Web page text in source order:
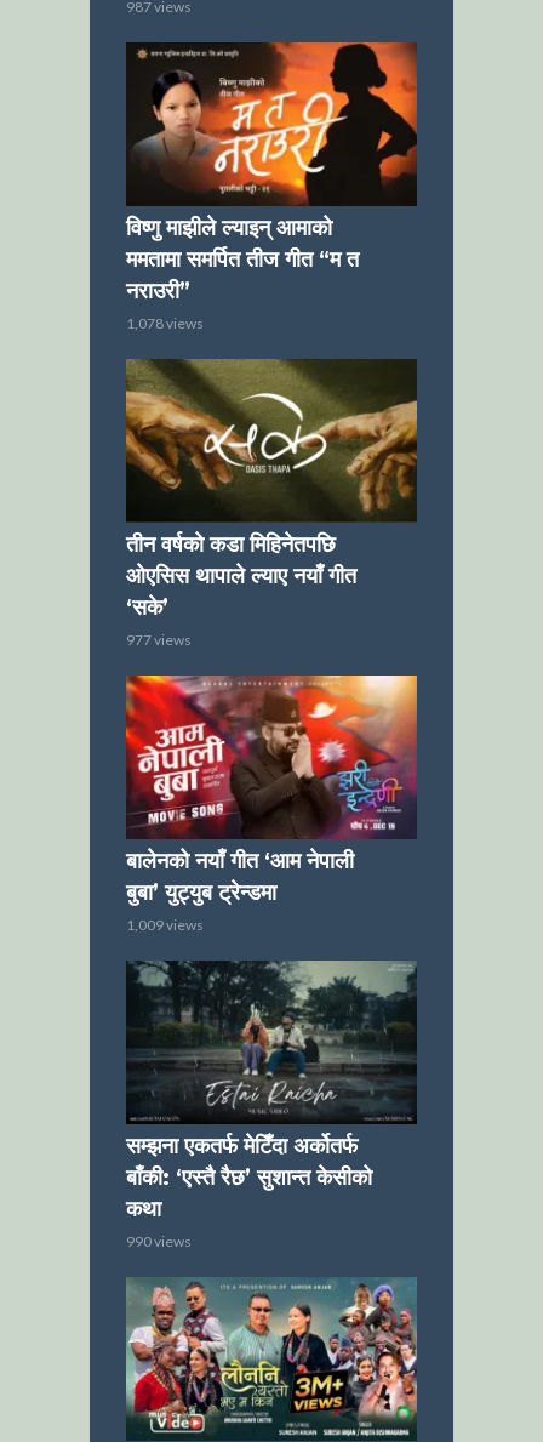
987 views
विष्णु माझीले ल्याइन् आमाको
ममतामा समर्पित तीज गीत “म त
नराउरी”
1,078 views
तीन वर्षको कडा मिहिनेतपछि
ओएसिस थापाले ल्याए नयाँ गीत
‘सके’
977 views
बालेनको नयाँ गीत ‘आम नेपाली
बुबा’ युट्युब ट्रेन्डमा
1,009 views
सम्झना एकतर्फ मेटिँदा अर्कोतर्फ
बाँकी: ‘एस्तै रैछ’ सुशान्त केसीको
कथा
990 views